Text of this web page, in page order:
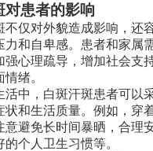
对患者的影响
仅对外貌造成影响，还
力和自卑感。患者和家属
强心理疏导，增加社会支
绪。
中，白斑汗斑患者可以
状和生活质量。例如，穿
意避免长时间暴晒，合理
个人卫生习惯等。